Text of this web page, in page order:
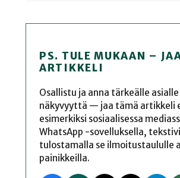
PS. TULE MUKAAN –
ARTIKKELI
Osallistu ja anna tärkeälle asialle
näkyvyyttä — jaa tämä artikkeli
esimerkiksi sosiaalisessa
WhatsApp -sovelluksella,
tulostamalla se ilmoitustaululle
painikkeilla.